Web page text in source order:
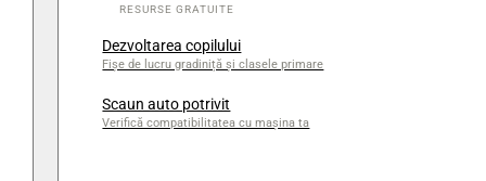
Dezvoltarea copilului
Fișe de lucru gradiniță și clasele primare
Scaun auto potrivit
Verifică compatibilitatea cu mașina ta